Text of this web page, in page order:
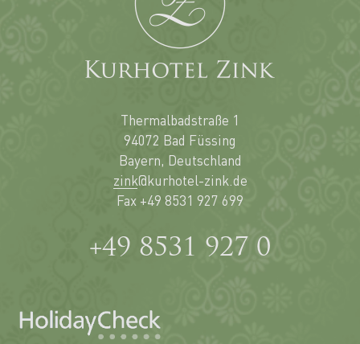
Thermalbadstraße 1
94072 Bad Füssing
Bayern, Deutschland
zink@kurhotel-zink.de
Fax +49 8531 927 699
Rufen
Sie
+49 8531 927 0